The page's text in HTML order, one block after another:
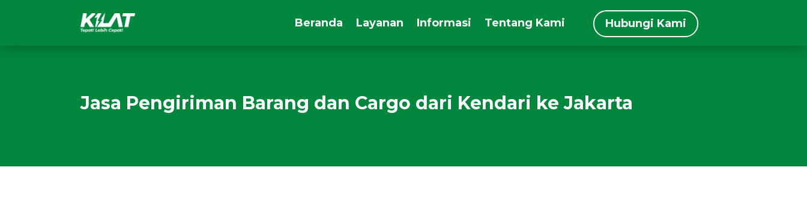
Beranda Layanan Informasi Tentang Kami Hubungi Kami
Jasa Pengiriman Barang dan Cargo dari Kendari ke Jakarta